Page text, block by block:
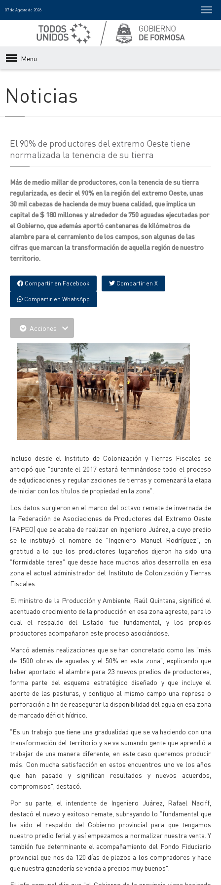
07 de Agosto de 2026
Menu
Noticias
El 90% de productores del extremo Oeste tiene
normalizada la tenencia de su tierra
Más de medio millar de productores, con la tenencia de su tierra
regularizada, es decir el 90% en la región del extremo Oeste, unas
30 mil cabezas de hacienda de muy buena calidad, que implica un
capital de $ 180 millones y alrededor de 750 aguadas ejecutadas por
el Gobierno, que además aportó centenares de kilómetros de
alambre para el cerramiento de los campos, son algunas de las
cifras que marcan la transformación de aquella región de nuestro
territorio.
Compartir en Facebook Compartir en X
Compartir en WhatsApp
Acciones
Incluso desde el Instituto de Colonización y Tierras Fiscales se
anticipó que "durante el 2017 estará terminándose todo el proceso
de adjudicaciones y regularizaciones de tierras y comenzará la etapa
de iniciar con los títulos de propiedad en la zona".
Los datos surgieron en el marco del octavo remate de invernada de
la Federación de Asociaciones de Productores del Extremo Oeste
(FAPEO) que se acaba de realizar en Ingeniero Juárez, a cuyo predio
se le instituyó el nombre de "Ingeniero Manuel Rodríguez", en
gratitud a lo que los productores lugareños dijeron ha sido una
"formidable tarea" que desde hace muchos años desarrolla en esa
zona el actual administrador del Instituto de Colonización y Tierras
Fiscales.
El ministro de la Producción y Ambiente, Raúl Quintana, significó el
acentuado crecimiento de la producción en esa zona agreste, para lo
cual el respaldo del Estado fue fundamental, y los propios
productores acompañaron este proceso asociándose.
Marcó además realizaciones que se han concretado como las "más
de 1500 obras de aguadas y el 50% en esta zona", explicando que
haber aportado el alambre para 23 nuevos predios de productores,
forma parte del esquema estratégico diseñado y que incluye el
aporte de las pasturas, y contiguo al mismo campo una represa o
perforación a fin de reasegurar la disponibilidad del agua en esa zona
de marcado déficit hídrico.
"Es un trabajo que tiene una gradualidad que se va haciendo con una
transformación del territorio y se va sumando gente que aprendió a
trabajar de una manera diferente, en este caso queremos producir
más. Con mucha satisfacción en estos encuentros uno ve los años
que han pasado y significan resultados y nuevos acuerdos,
compromisos", destacó.
Por su parte, el intendente de Ingeniero Juárez, Rafael Naciff,
destacó el nuevo y exitoso remate, subrayando lo "fundamental que
ha sido el respaldo del Gobierno provincial para que tengamos
nuestro predio ferial y así empezamos a normalizar nuestra venta. Y
también fue determinante el acompañamiento del Fondo Fiduciario
provincial que nos da 120 días de plazos a los compradores y hace
que nuestra ganadería se venda a precios muy buenos".